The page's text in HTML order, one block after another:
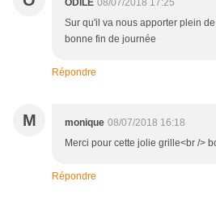
ODILE 08/07/2018 17:25
Sur qu'il va nous apporter plein
bonne fin de journée
Répondre
M monique 08/07/2018 16:18
Merci pour cette jolie grille<br />
Répondre